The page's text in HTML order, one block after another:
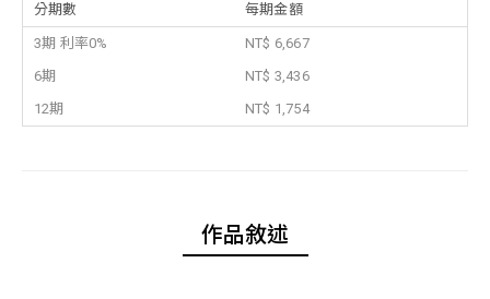
分期數 每期金額
3期 利率0%
NT$ 6,667
6期
NT$ 3,436
12期
NT$ 1,754
作品敘述